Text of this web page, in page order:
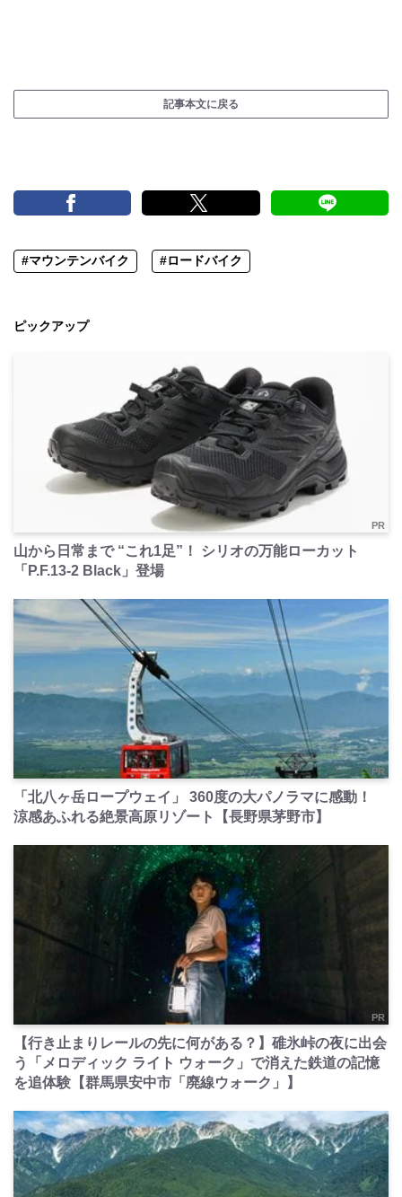
記事本文に戻る
#マウンテンバイク #ロードバイク
ピックアップ
PR
山から日常まで “これ1足”！ シリオの万能ローカット
「P.F.13-2 Black」登場
PR
「北八ヶ岳ロープウェイ」 360度の大パノラマに感動！
涼感あふれる絶景高原リゾート【長野県茅野市】
PR
【行き止まりレールの先に何がある？】碓氷峠の夜に出会
う「メロディック ライト ウォーク」で消えた鉄道の記憶
を追体験【群馬県安中市「廃線ウォーク」】